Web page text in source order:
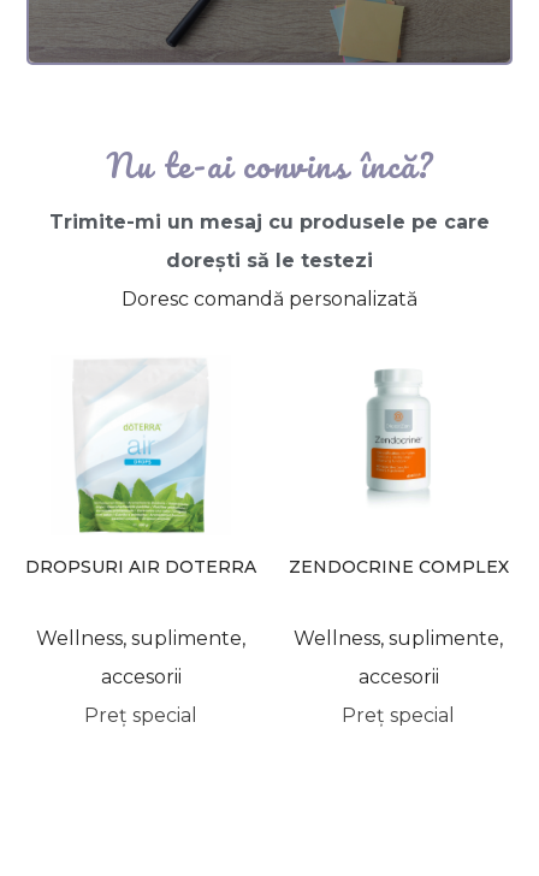
Nu te-ai convins încă?
Trimite-mi un mesaj cu produsele pe care
dorești să le testezi
Doresc comandă personalizată
DROPSURI AIR DOTERRA
Wellness, suplimente,
accesorii
Preț special
ZENDOCRINE COMPLEX
Wellness, suplimente,
accesorii
Preț special